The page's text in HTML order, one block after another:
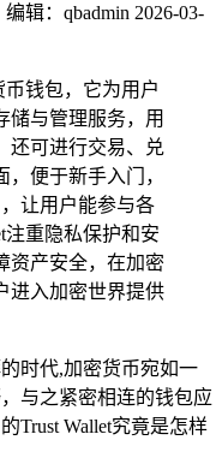
辑：qbadmin 2026-03-
币钱包，它为用户
储与管理服务，用
还可进行交易、兑
便于新手入门，
让用户能参与各
注重隐私保护和安
资产安全，在加密
进入加密世界提供
时代,加密货币宛如一
与之紧密相连的钱包应
Trust Wallet究竟是怎样